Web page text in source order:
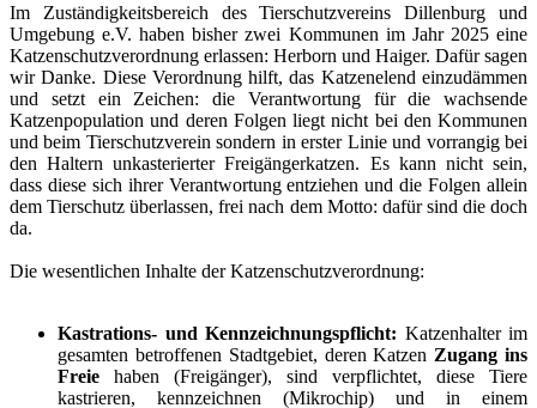
Im Zuständigkeitsbereich des Tierschutzvereins Dillenburg und
Umgebung e.V. haben bisher zwei Kommunen im Jahr 2025 eine
Katzenschutzverordnung erlassen: Herborn und Haiger. Dafür sagen
wir Danke. Diese Verordnung hilft, das Katzenelend einzudämmen
und setzt ein Zeichen: die Verantwortung für die wachsende
Katzenpopulation und deren Folgen liegt nicht bei den Kommunen
und beim Tierschutzverein sondern in erster Linie und vorrangig bei
den Haltern unkasterierter Freigängerkatzen. Es kann nicht sein,
dass diese sich ihrer Verantwortung entziehen und die Folgen allein
dem Tierschutz überlassen, frei nach dem Motto: dafür sind die doch
da.
Die wesentlichen Inhalte der Katzenschutzverordnung:
Kastrations- und Kennzeichnungspflicht: Katzenhalter im
gesamten betroffenen Stadtgebiet, deren Katzen Zugang ins
Freie haben (Freigänger), sind verpflichtet, diese Tiere
kastrieren, kennzeichnen (Mikrochip) und in einem